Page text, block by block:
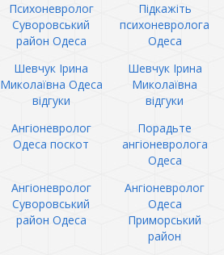
Психоневролог
Суворовський
район Одеса
Підкажіть
психоневролога
Одеса
Шевчук Ірина
Миколаївна Одеса
відгуки
Шевчук Ірина
Миколаївна
відгуки
Ангіоневролог
Одеса поскот
Порадьте
ангіоневролога
Одеса
Ангіоневролог
Суворовський
район Одеса
Ангіоневролог
Одеса
Приморський
район